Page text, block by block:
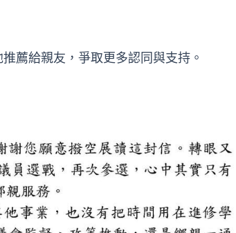
薦給親友，爭取更多認同與支持。